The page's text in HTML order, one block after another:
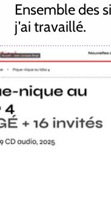
Ensemble des
j'ai travaillé.